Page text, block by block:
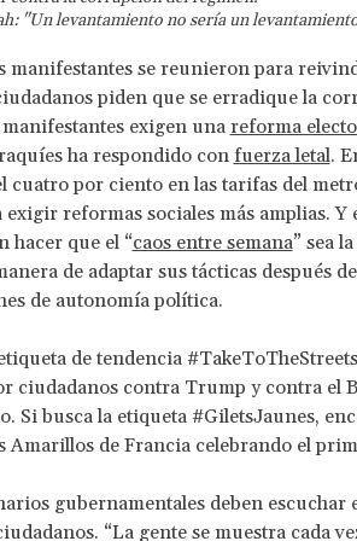
"Un levantamiento no sería un
manifestantes se reunieron para
piden que se erradique la
exigen una reforma
ha respondido con fuerza letal.
cuatro por ciento en las tarifas del
reformas sociales más amplias.
hacer que el “caos entre semana” sea
de adaptar sus tácticas después
de autonomía política.
de tendencia
ciudadanos contra Trump y contra el
Si busca la etiqueta #GiletsJaunes,
Amarillos de Francia celebrando el
gubernamentales deben escuchar
“La gente se muestra cada